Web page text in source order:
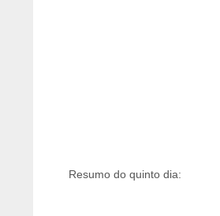
Resumo do quinto dia: